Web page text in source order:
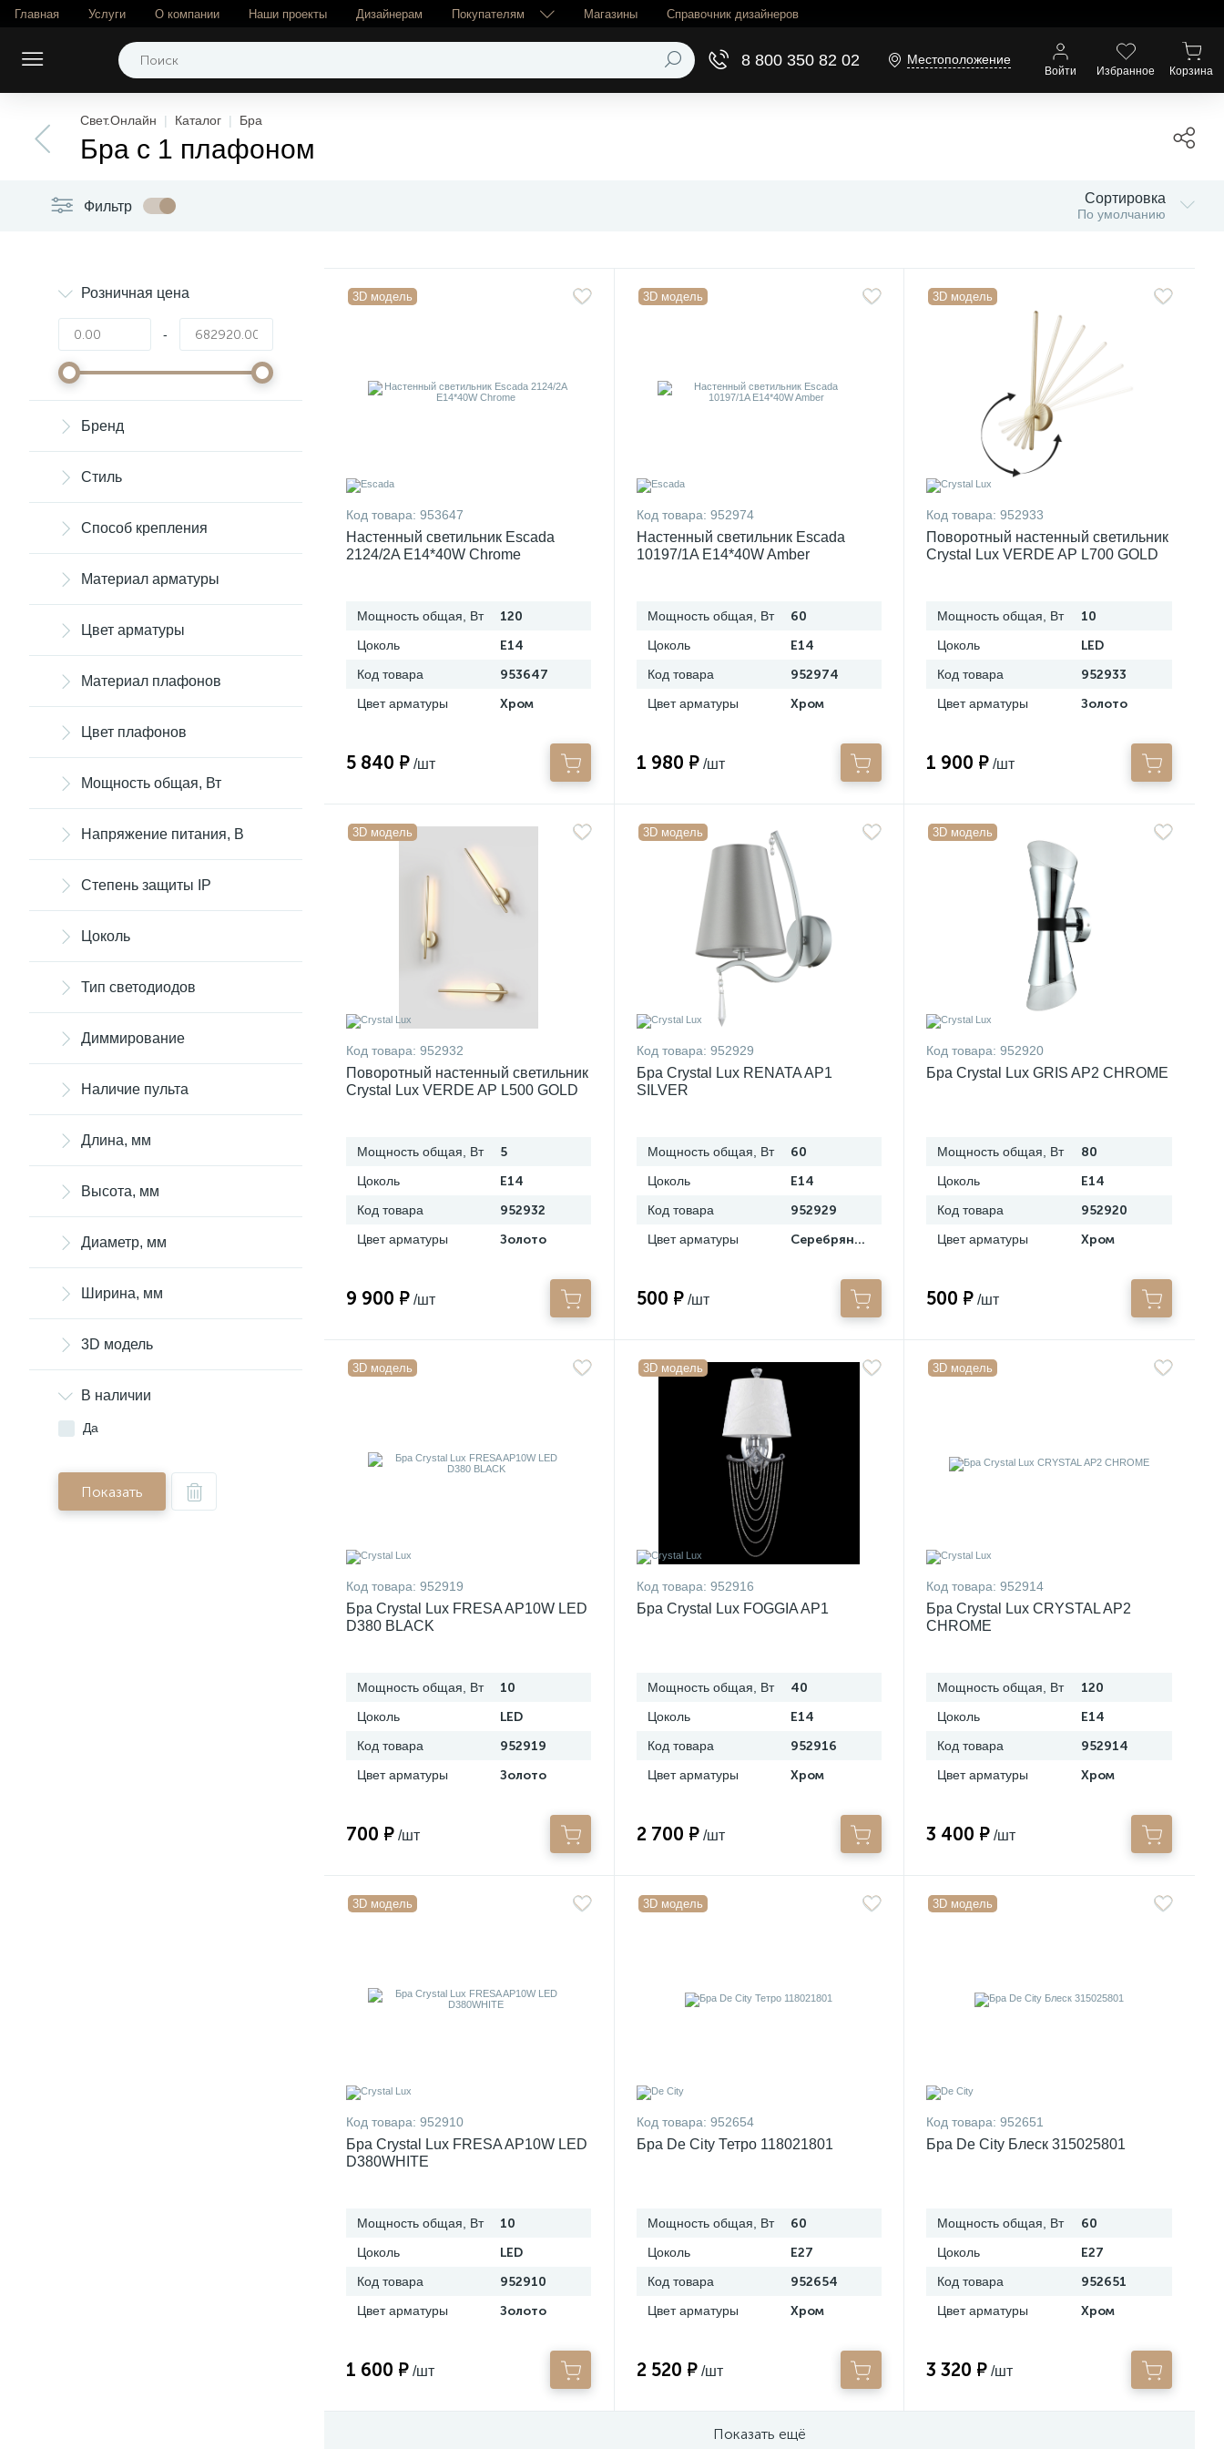
Главная Услуги О компании Наши проекты Дизайнерам Покупателям Магазины Справочник дизайнеров
Местоположение
8 800 350 82 02
Избранное Корзина
Войти
Свет.Онлайн Каталог Бра
Бра с 1 плафоном
Фильтр Сортировка
По умолчанию
Розничная цена
-
Бренд
Стиль
Способ крепления
Материал арматуры
Цвет арматуры
Материал плафонов
Цвет плафонов
Мощность общая, Вт
Напряжение питания, В
Степень защиты IP
Цоколь
Тип светодиодов
Диммирование
Наличие пульта
Длина, мм
Высота, мм
Диаметр, мм
Ширина, мм
3D модель
В наличии
Да
Показать
3D модель
Код товара: 953647
Настенный светильник Escada
2124/2A E14*40W Chrome
Мощность общая, Вт 120
Цоколь E14
Код товара 953647
Цвет арматуры Хром
5 840 ₽ /шт
3D модель
Код товара: 952974
Настенный светильник Escada
10197/1A E14*40W Amber
Мощность общая, Вт 60
Цоколь E14
Код товара 952974
Цвет арматуры Хром
1 980 ₽ /шт
3D модель
Код товара: 952933
Поворотный настенный светильник
Crystal Lux VERDE AP L700 GOLD
Мощность общая, Вт 10
Цоколь LED
Код товара 952933
Цвет арматуры Золото
1 900 ₽ /шт
3D модель
Код товара: 952932
Поворотный настенный светильник
Crystal Lux VERDE AP L500 GOLD
Мощность общая, Вт 5
Цоколь E14
Код товара 952932
Цвет арматуры Золото
9 900 ₽ /шт
3D модель
Код товара: 952929
Бра Crystal Lux RENATA AP1
SILVER
Мощность общая, Вт 60
Цоколь E14
Код товара 952929
Цвет арматуры Серебряный
500 ₽ /шт
3D модель
Код товара: 952920
Бра Crystal Lux GRIS AP2 CHROME
Мощность общая, Вт 80
Цоколь E14
Код товара 952920
Цвет арматуры Хром
500 ₽ /шт
3D модель
Код товара: 952919
Бра Crystal Lux FRESA AP10W LED
D380 BLACK
Мощность общая, Вт 10
Цоколь LED
Код товара 952919
Цвет арматуры Золото
700 ₽ /шт
3D модель
Код товара: 952916
Бра Crystal Lux FOGGIA AP1
Мощность общая, Вт 40
Цоколь E14
Код товара 952916
Цвет арматуры Хром
2 700 ₽ /шт
3D модель
Код товара: 952914
Бра Crystal Lux CRYSTAL AP2
CHROME
Мощность общая, Вт 120
Цоколь E14
Код товара 952914
Цвет арматуры Хром
3 400 ₽ /шт
3D модель
Код товара: 952910
Бра Crystal Lux FRESA AP10W LED
D380WHITE
Мощность общая, Вт 10
Цоколь LED
Код товара 952910
Цвет арматуры Золото
1 600 ₽ /шт
3D модель
Код товара: 952654
Бра De City Тетро 118021801
Мощность общая, Вт 60
Цоколь E27
Код товара 952654
Цвет арматуры Хром
2 520 ₽ /шт
3D модель
Код товара: 952651
Бра De City Блеск 315025801
Мощность общая, Вт 60
Цоколь E27
Код товара 952651
Цвет арматуры Хром
3 320 ₽ /шт
Показать ещё